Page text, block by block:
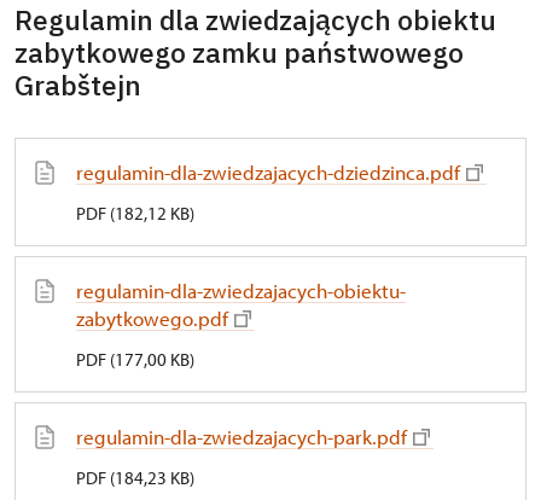
Regulamin dla zwiedzających obiektu
zabytkowego zamku państwowego
Grabštejn
regulamin-dla-zwiedzajacych-dziedzinca.pdf
PDF (182,12 KB)
regulamin-dla-zwiedzajacych-obiektu-
zabytkowego.pdf
PDF (177,00 KB)
regulamin-dla-zwiedzajacych-park.pdf
PDF (184,23 KB)